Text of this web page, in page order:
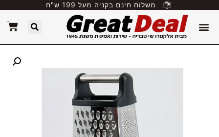
משלוח חינם בקניה מעל 199 ש"ח